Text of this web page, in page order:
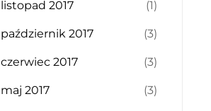
listopad 2017 (1)
październik 2017 (3)
czerwiec 2017 (3)
maj 2017 (3)